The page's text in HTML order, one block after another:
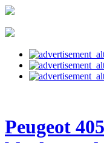
Peugeot